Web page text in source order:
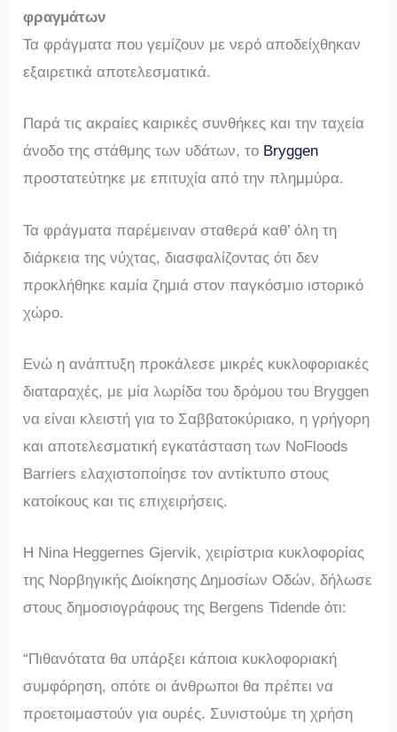
φραγμάτων
Τα φράγματα που γεμίζουν με νερό αποδείχθηκαν
εξαιρετικά αποτελεσματικά.
Παρά τις ακραίες καιρικές συνθήκες και την ταχεία
άνοδο της στάθμης των υδάτων, το Bryggen
προστατεύτηκε με επιτυχία από την πλημμύρα.
Τα φράγματα παρέμειναν σταθερά καθ’ όλη τη
διάρκεια της νύχτας, διασφαλίζοντας ότι δεν
προκλήθηκε καμία ζημιά στον παγκόσμιο ιστορικό
χώρο.
Ενώ η ανάπτυξη προκάλεσε μικρές κυκλοφοριακές
διαταραχές, με μία λωρίδα του δρόμου του Bryggen
να είναι κλειστή για το Σαββατοκύριακο, η γρήγορη
και αποτελεσματική εγκατάσταση των NoFloods
Barriers ελαχιστοποίησε τον αντίκτυπο στους
κατοίκους και τις επιχειρήσεις.
Η Nina Heggernes Gjervik, χειρίστρια κυκλοφορίας
της Νορβηγικής Διοίκησης Δημοσίων Οδών, δήλωσε
στους δημοσιογράφους της Bergens Tidende ότι:
“Πιθανότατα θα υπάρξει κάποια κυκλοφοριακή
συμφόρηση, οπότε οι άνθρωποι θα πρέπει να
προετοιμαστούν για ουρές. Συνιστούμε τη χρήση